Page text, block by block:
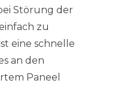
Störung der
zu
eine schnelle
an den
Paneel